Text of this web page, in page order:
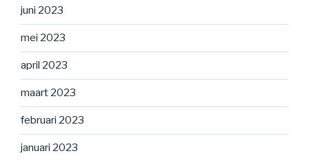
juni 2023
mei 2023
april 2023
maart 2023
februari 2023
januari 2023